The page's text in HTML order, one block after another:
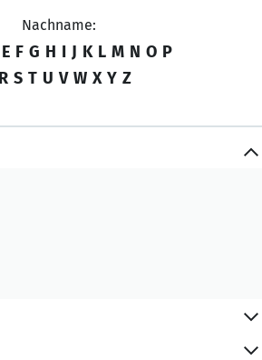
Nachname:
E F G H I J K L M N O P
R S T U V W X Y Z